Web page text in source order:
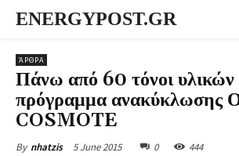
ENERGYPOST.GR
ΆΡΘΡΑ
Πάνω από 60 τόνοι υλικών
πρόγραμμα ανακύκλωσης
COSMOTE
By nhatzis 5 June 2015 0 444